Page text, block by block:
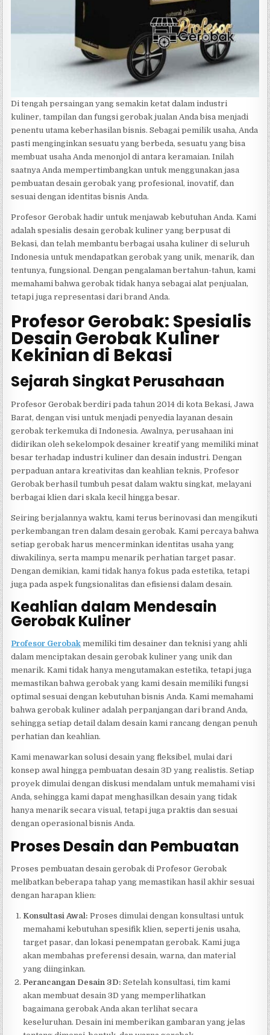
Di tengah persaingan yang semakin ketat dalam industri
kuliner, tampilan dan fungsi gerobak jualan Anda bisa menjadi
penentu utama keberhasilan bisnis. Sebagai pemilik usaha, Anda
pasti menginginkan sesuatu yang berbeda, sesuatu yang bisa
membuat usaha Anda menonjol di antara keramaian. Inilah
saatnya Anda mempertimbangkan untuk menggunakan jasa
pembuatan desain gerobak yang profesional, inovatif, dan
sesuai dengan identitas bisnis Anda.
Profesor Gerobak hadir untuk menjawab kebutuhan Anda. Kami
adalah spesialis desain gerobak kuliner yang berpusat di
Bekasi, dan telah membantu berbagai usaha kuliner di seluruh
Indonesia untuk mendapatkan gerobak yang unik, menarik, dan
tentunya, fungsional. Dengan pengalaman bertahun-tahun, kami
memahami bahwa gerobak tidak hanya sebagai alat penjualan,
tetapi juga representasi dari brand Anda.
Profesor Gerobak: Spesialis
Desain Gerobak Kuliner
Kekinian di Bekasi
Sejarah Singkat Perusahaan
Profesor Gerobak berdiri pada tahun 2014 di kota Bekasi, Jawa
Barat, dengan visi untuk menjadi penyedia layanan desain
gerobak terkemuka di Indonesia. Awalnya, perusahaan ini
didirikan oleh sekelompok desainer kreatif yang memiliki minat
besar terhadap industri kuliner dan desain industri. Dengan
perpaduan antara kreativitas dan keahlian teknis, Profesor
Gerobak berhasil tumbuh pesat dalam waktu singkat, melayani
berbagai klien dari skala kecil hingga besar.
Seiring berjalannya waktu, kami terus berinovasi dan mengikuti
perkembangan tren dalam desain gerobak. Kami percaya bahwa
setiap gerobak harus mencerminkan identitas usaha yang
diwakilinya, serta mampu menarik perhatian target pasar.
Dengan demikian, kami tidak hanya fokus pada estetika, tetapi
juga pada aspek fungsionalitas dan efisiensi dalam desain.
Keahlian dalam Mendesain
Gerobak Kuliner
Profesor Gerobak memiliki tim desainer dan teknisi yang ahli
dalam menciptakan desain gerobak kuliner yang unik dan
menarik. Kami tidak hanya mengutamakan estetika, tetapi juga
memastikan bahwa gerobak yang kami desain memiliki fungsi
optimal sesuai dengan kebutuhan bisnis Anda. Kami memahami
bahwa gerobak kuliner adalah perpanjangan dari brand Anda,
sehingga setiap detail dalam desain kami rancang dengan penuh
perhatian dan keahlian.
Kami menawarkan solusi desain yang fleksibel, mulai dari
konsep awal hingga pembuatan desain 3D yang realistis. Setiap
proyek dimulai dengan diskusi mendalam untuk memahami visi
Anda, sehingga kami dapat menghasilkan desain yang tidak
hanya menarik secara visual, tetapi juga praktis dan sesuai
dengan operasional bisnis Anda.
Proses Desain dan Pembuatan
Proses pembuatan desain gerobak di Profesor Gerobak
melibatkan beberapa tahap yang memastikan hasil akhir sesuai
dengan harapan klien:
Konsultasi Awal: Proses dimulai dengan konsultasi untuk
memahami kebutuhan spesifik klien, seperti jenis usaha,
target pasar, dan lokasi penempatan gerobak. Kami juga
akan membahas preferensi desain, warna, dan material
yang diinginkan.
Perancangan Desain 3D: Setelah konsultasi, tim kami
akan membuat desain 3D yang memperlihatkan
bagaimana gerobak Anda akan terlihat secara
keseluruhan. Desain ini memberikan gambaran yang jelas